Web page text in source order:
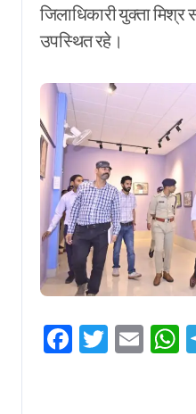
जिलाधिकारी युक्ता
उपस्थित रहे।
Facebook
Twitter